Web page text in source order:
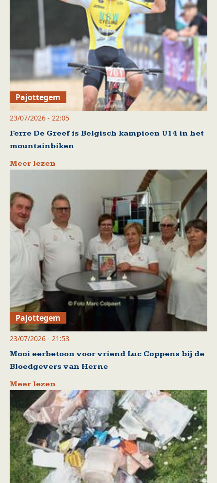
Pajottegem
23/07/2026 - 22:05
Ferre De Greef is Belgisch kampioen U14 in het
mountainbiken
Meer lezen
Pajottegem
23/07/2026 - 21:53
Mooi eerbetoon voor vriend Luc Coppens bij de
Bloedgevers van Herne
Meer lezen